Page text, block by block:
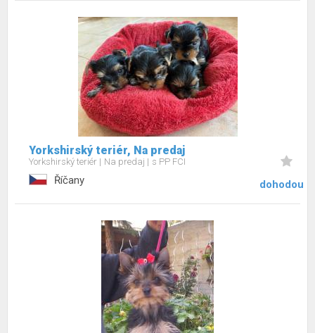
Yorkshirský teriér, Na predaj
Yorkshirský teriér Na predaj s PP FCI
Říčany dohodou